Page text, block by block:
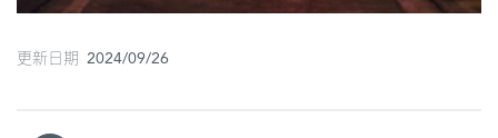
更新日期 2024/09/26